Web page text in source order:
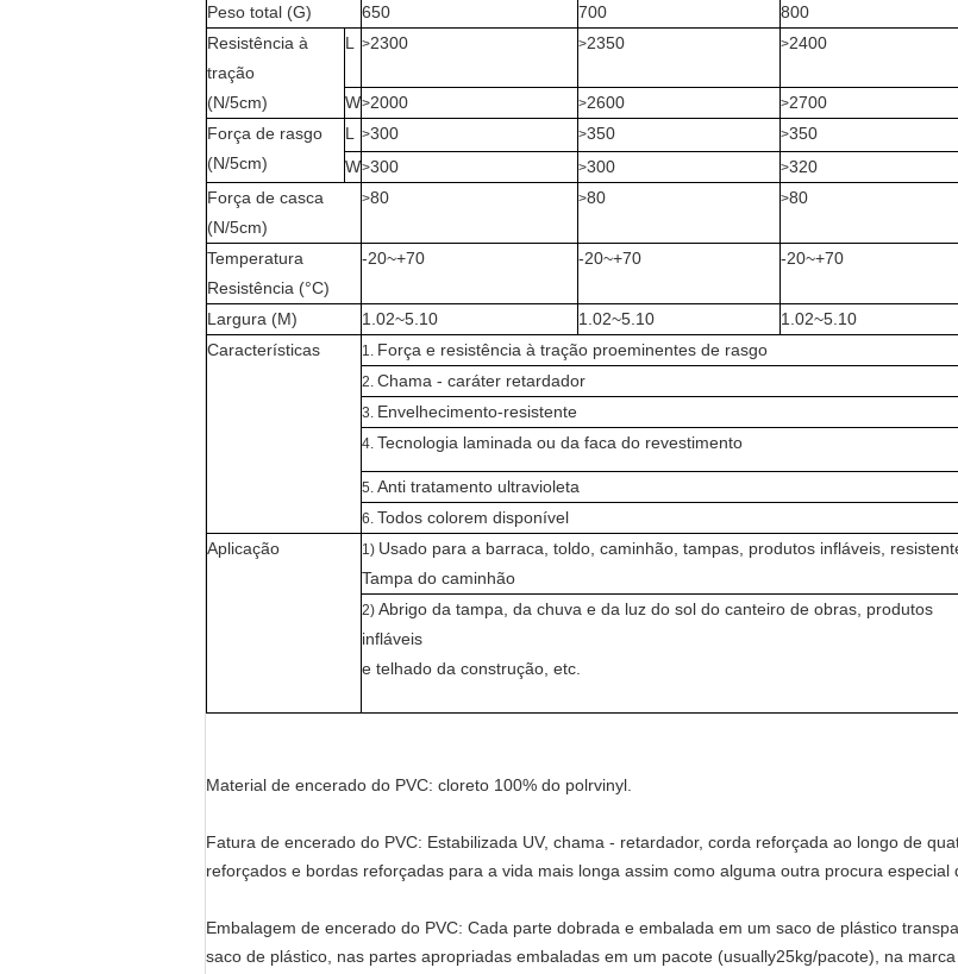
Peso total (G)
650 700
800
Resistência à
tração
(N/5cm)
L >2300 >2350 >2400
W>2000 >2600 >2700
Força de rasgo
(N/5cm)
L >300 >350 >350
W>300 >300 >320
Força de casca
(N/5cm)
>80 >80 >80
Temperatura
Resistência (°C)
-20~+70 -20~+70 -20~+70
Largura (M) 1.02~5.10 1.02~5.10
1.02~5.10
Características
1. Força e resistência à tração proeminentes de rasgo
2. Chama - caráter retardador
3. Envelhecimento-resistente
4. Tecnologia laminada ou da faca do revestimento
5. Anti tratamento ultravioleta
6. Todos colorem disponível
Aplicação
1) Usado para a barraca, toldo, caminhão, tampas, produtos infláveis,
Tampa do caminhão
2) Abrigo da tampa, da chuva e da luz do sol do canteiro de obras, produtos
infláveis
e telhado da construção, etc.
Material de encerado do PVC: cloreto 100% do polrvinyl.
Fatura de encerado do PVC: Estabilizada UV, chama - retardador, corda reforçada ao longo de
reforçados e bordas reforçadas para a vida mais longa assim como alguma outra procura especial
Embalagem de encerado do PVC: Cada parte dobrada e embalada em um saco de plástico
saco de plástico, nas partes apropriadas embaladas em um pacote (usually25kg/pacote), na